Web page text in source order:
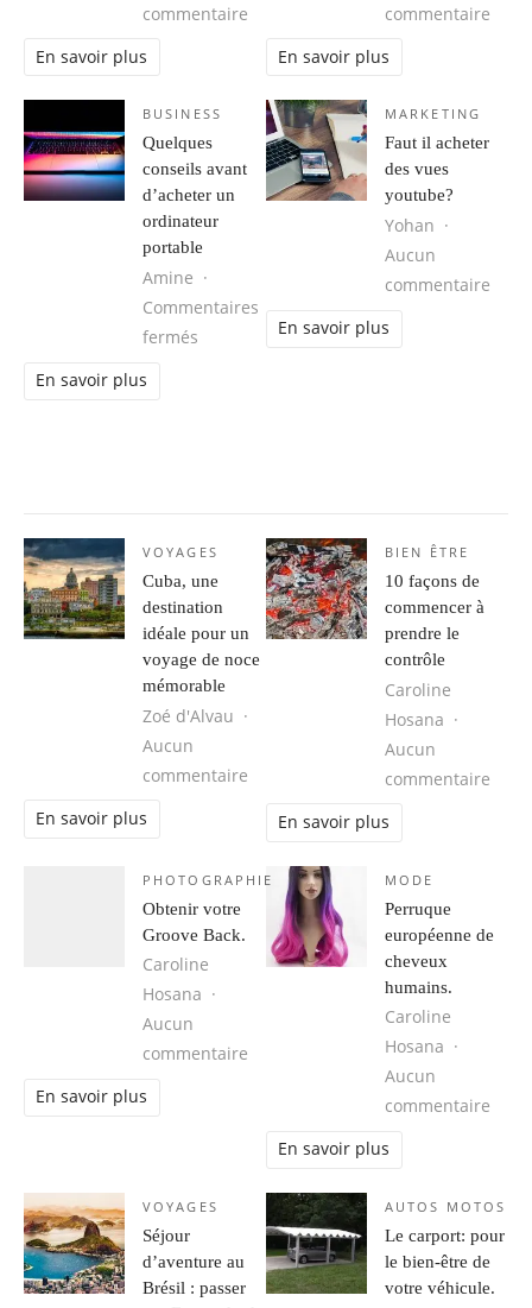
commentaire sur Envie de dévaler les pentes ?
En savoir plus
commentaire
En savoir plus
BUSINESS
Quelques
conseils avant
d’acheter un
ordinateur
portable
Amine
Commentaires
fermés sur Quelques conseils avant d’acheter
En savoir plus
MARKETING
Faut il acheter
des vues
youtube?
Yohan
Aucun
commentaire
En savoir plus
VOYAGES
Cuba, une
destination
idéale pour un
voyage de noce
mémorable
Zoé d'Alvau
Aucun
commentaire sur Cuba, une destination idéale
En savoir plus
BIEN ÊTRE
10 façons de
commencer à
prendre le
contrôle
Caroline
Hosana
Aucun
commentaire
En savoir plus
PHOTOGRAPHIE
Obtenir votre
Groove Back.
Caroline
Hosana
Aucun
commentaire sur Obtenir votre Groove Back.
En savoir plus
MODE
Perruque
européenne de
cheveux
humains.
Caroline
Hosana
Aucun
commentaire
En savoir plus
VOYAGES
Séjour
d’aventure au
Brésil : passer
AUTOS MOTOS
Le carport: pour
le bien-être de
votre véhicule.